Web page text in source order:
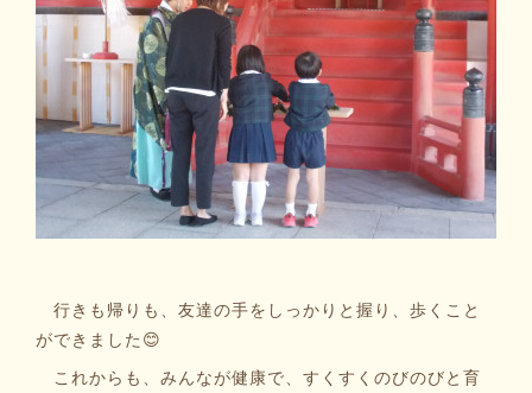
行きも帰りも、友達の手をしっかりと握り、歩くこと
ができました😊
これからも、みんなが健康で、すくすくのびのびと育